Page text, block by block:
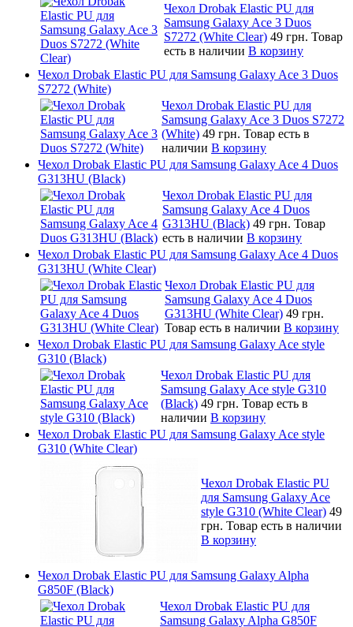
Чехол Drobak Elastic PU для
Samsung Galaxy Ace 3 Duos
S7272 (White Clear) 49 грн. Товар
есть в наличии В корзину
Чехол Drobak Elastic PU для Samsung Galaxy Ace 3 Duos
S7272 (White)
Чехол Drobak Elastic PU для
Samsung Galaxy Ace 3 Duos S7272
(White) 49 грн. Товар есть в
наличии В корзину
Чехол Drobak Elastic PU для Samsung Galaxy Ace 4 Duos
G313HU (Black)
Чехол Drobak Elastic PU для
Samsung Galaxy Ace 4 Duos
G313HU (Black) 49 грн. Товар
есть в наличии В корзину
Чехол Drobak Elastic PU для Samsung Galaxy Ace 4 Duos
G313HU (White Clear)
Чехол Drobak Elastic PU для
Samsung Galaxy Ace 4 Duos
G313HU (White Clear) 49 грн.
Товар есть в наличии В корзину
Чехол Drobak Elastic PU для Samsung Galaxy Ace style
G310 (Black)
Чехол Drobak Elastic PU для
Samsung Galaxy Ace style G310
(Black) 49 грн. Товар есть в
наличии В корзину
Чехол Drobak Elastic PU для Samsung Galaxy Ace style
G310 (White Clear)
Чехол Drobak Elastic PU
для Samsung Galaxy Ace
style G310 (White Clear) 49
грн. Товар есть в наличии
В корзину
Чехол Drobak Elastic PU для Samsung Galaxy Alpha
G850F (Black)
Чехол Drobak Elastic PU для
Samsung Galaxy Alpha G850F